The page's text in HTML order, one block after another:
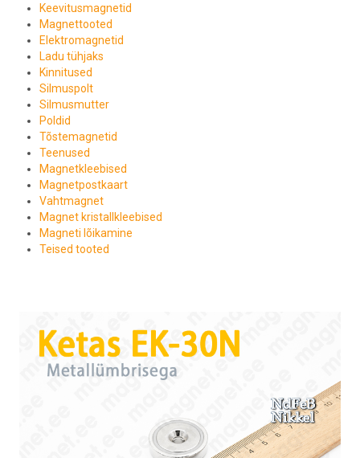
Keevitusmagnetid
Magnettooted
Elektromagnetid
Ladu tühjaks
Kinnitused
Silmuspolt
Silmusmutter
Poldid
Tõstemagnetid
Teenused
Magnetkleebised
Magnetpostkaart
Vahtmagnet
Magnet kristallkleebised
Magneti lõikamine
Teised tooted